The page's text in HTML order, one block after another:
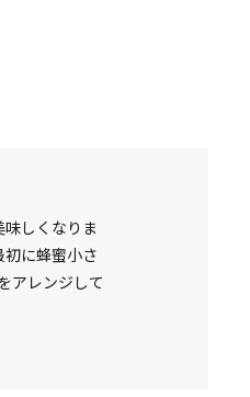
しくなりま
に蜂蜜小さ
アレンジして